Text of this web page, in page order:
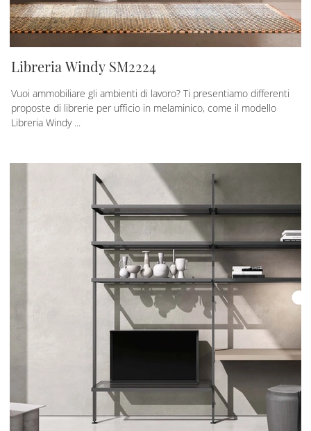
Libreria Windy SM2224
Vuoi ammobiliare gli ambienti di lavoro? Ti presentiamo differenti
proposte di librerie per ufficio in melaminico, come il modello
Libreria Windy ...